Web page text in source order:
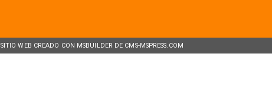
SITIO WEB CREADO CON MSBUILDER DE CMS-MSPRESS.COM